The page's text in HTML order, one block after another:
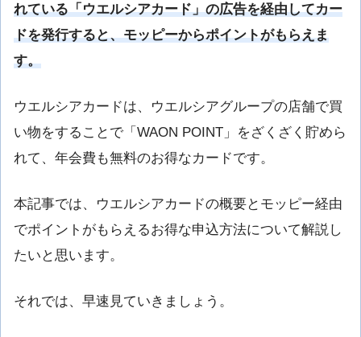
れている「ウエルシアカード」の広告を経由してカー
ドを発行すると、モッピーからポイントがもらえま
す。
ウエルシアカードは、ウエルシアグループの店舗で買
い物をすることで「WAON POINT」をざくざく貯めら
れて、年会費も無料のお得なカードです。
本記事では、ウエルシアカードの概要とモッピー経由
でポイントがもらえるお得な申込方法について解説し
たいと思います。
それでは、早速見ていきましょう。